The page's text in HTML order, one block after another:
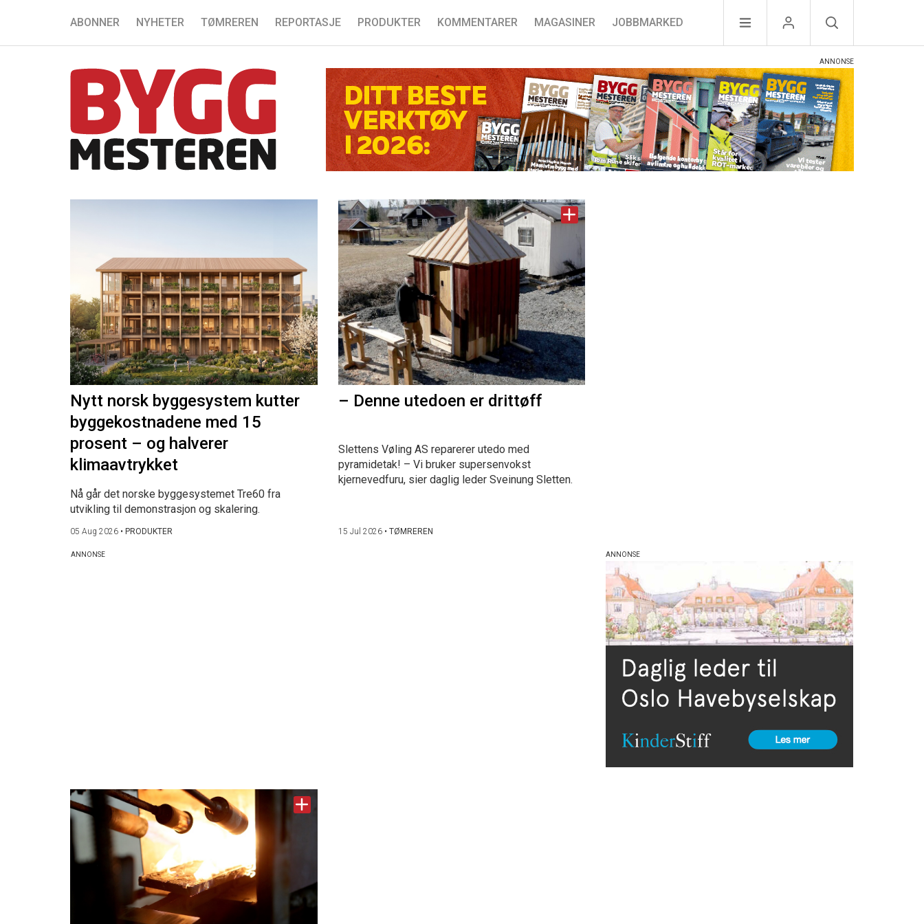
ABONNER NYHETER TØMREREN REPORTASJE PRODUKTER KOMMENTARER MAGASINER JOBBMARKED
Nytt norsk byggesystem kutter
byggekostnadene med 15
prosent – og halverer
klimaavtrykket
Nå går det norske byggesystemet Tre60 fra
utvikling til demonstrasjon og skalering.
05 Aug 2026 • PRODUKTER
– Denne utedoen er drittøff
Slettens Vøling AS reparerer utedo med
pyramidetak! – Vi bruker supersenvokst
kjernevedfuru, sier daglig leder Sveinung Sletten.
15 Jul 2026• TØMREREN